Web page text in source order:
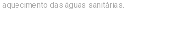
das águas sanitárias.